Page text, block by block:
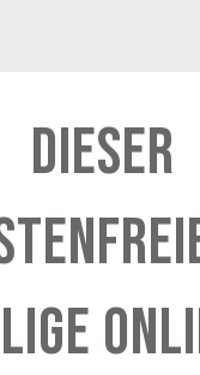
Dieser